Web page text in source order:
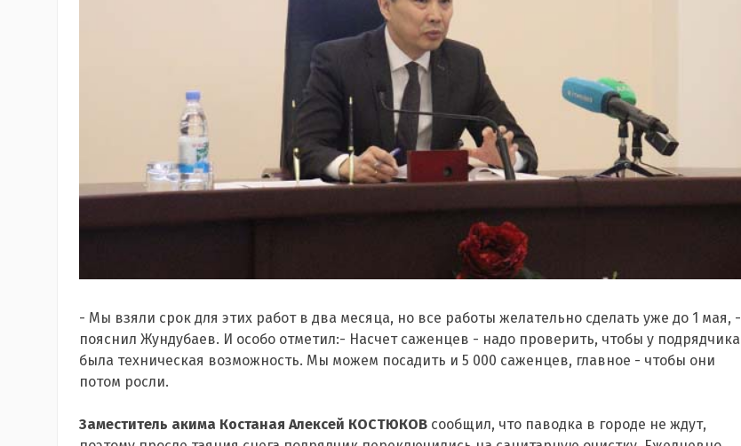
- Мы взяли срок для этих работ в два месяца, но все работы желательно сделать уже до 1 мая, -
пояснил Жундубаев. И особо отметил:- Насчет саженцев - надо проверить, чтобы у подрядчика
была техническая возможность. Мы можем посадить и 5 000 саженцев, главное - чтобы они
потом росли.
Заместитель акима Костаная Алексей КОСТЮКОВ сообщил, что паводка в городе не ждут,